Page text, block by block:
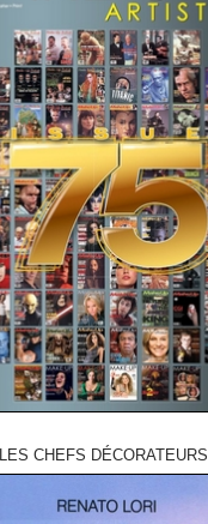
LES CHEFS DÉCORATEURS